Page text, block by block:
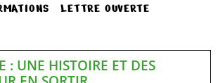
LETTRE OUVERTE
: UNE HISTOIRE ET DES